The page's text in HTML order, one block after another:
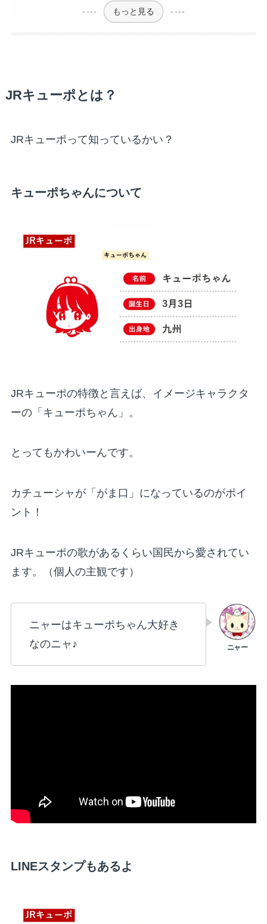
もっと見る
JRキューポとは？
JRキューポって知っているかい？
キューポちゃんについて
JRキューポの特徴と言えば、イメージキャラクタ
ーの「キューポちゃん」。
とってもかわいーんです。
カチューシャが「がま口」になっているのがポイ
ント！
JRキューポの歌があるくらい国民から愛されてい
ます。（個人の主観です）
ニャーはキューポちゃん大好き
なのニャ♪
LINEスタンプもあるよ